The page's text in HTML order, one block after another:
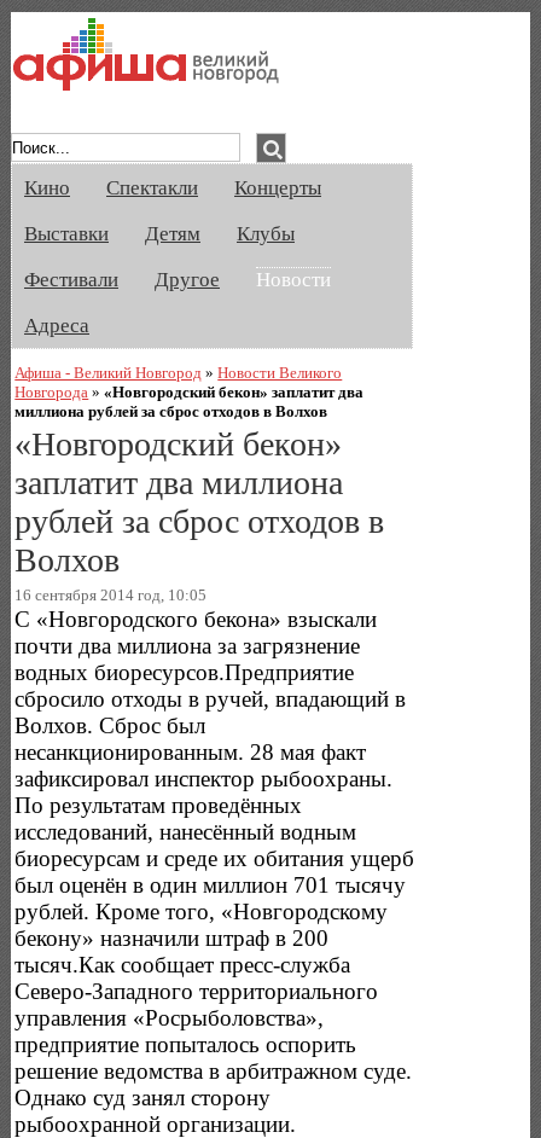
Кино Спектакли
Концерты
Выставки
Детям
Клубы
Фестивали
Другое
Новости
Адреса
Афиша - Великий Новгород »Новости Великого
Новгорода »«Новгородский бекон» заплатит два
миллиона рублей за сброс отходов в Волхов
«Новгородский бекон»
заплатит два миллиона
рублей за сброс отходов в
Волхов
16 сентября 2014 год, 10:05
С «Новгородского бекона» взыскали
почти два миллиона за загрязнение
водных биоресурсов.Предприятие
сбросило отходы в ручей, впадающий в
Волхов. Сброс был
несанкционированным. 28 мая факт
зафиксировал инспектор рыбоохраны.
По результатам проведённых
исследований, нанесённый водным
биоресурсам и среде их обитания ущерб
был оценён в один миллион 701 тысячу
рублей. Кроме того, «Новгородскому
бекону» назначили штраф в 200
тысяч.Как сообщает пресс-служба
Северо-Западного территориального
управления «Росрыболовства»,
предприятие попыталось оспорить
решение ведомства в арбитражном суде.
Однако суд занял сторону
рыбоохранной организации.